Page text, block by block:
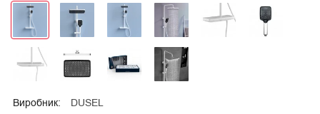
Виробник:
DUSEL